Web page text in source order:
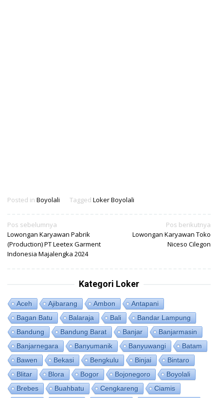
Posted in Boyolali Tagged Loker Boyolali
Navigasi
pos
Pos sebelumnya
Lowongan Karyawan Pabrik
(Production) PT Leetex Garment
Indonesia Majalengka 2024
Pos berikutnya
Lowongan Karyawan Toko
Niceso Cilegon
Kategori Loker
Aceh Ajibarang Ambon
Antapani
Bagan Batu
Balaraja Bali
Bandar Lampung
Bandung
Bandung Barat Banjar
Banjarmasin
Banjarnegara
Banyumanik Banyuwangi
Batam
Bawen
Bekasi Bengkulu Binjai
Bintaro
Blitar
Blora Bogor Bojonegoro
Boyolali
Brebes
Buahbatu Cengkareng
Ciamis